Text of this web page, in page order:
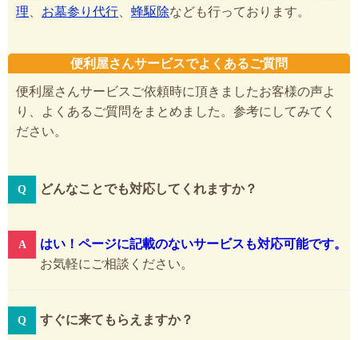
理
お墓参り代行 蜂駆除なども行っております。
便利屋さんサービスでよくあるご質問
便利屋さんサービスご依頼時に頂きましたお客様の声よ
り、よくあるご質問をまとめました。参考にしてみてく
ださい。
どんなことでも対応してくれますか？
はい！ページに記載のないサービスも対応可能です。
お気軽にご相談ください。
すぐに来てもらえますか？